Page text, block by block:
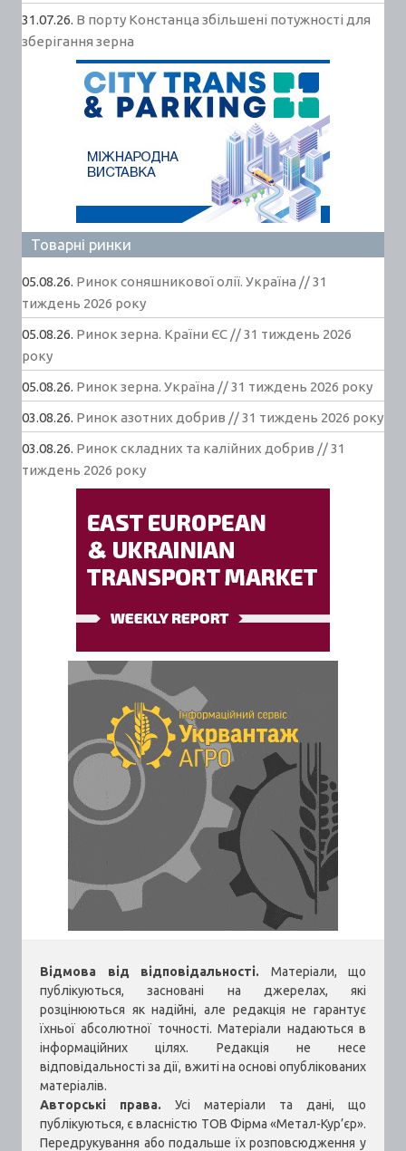
31.07.26. В порту Констанца збільшені потужності для
зберігання зерна
Товарні ринки
05.08.26. Ринок соняшникової олії. Україна // 31
тиждень 2026 року
05.08.26. Ринок зерна. Країни ЄС // 31 тиждень 2026
року
05.08.26. Ринок зерна. Україна // 31 тиждень 2026 року
03.08.26. Ринок азотних добрив // 31 тиждень 2026 року
03.08.26. Ринок складних та калійних добрив // 31
тиждень 2026 року
Відмова від відповідальності. Матеріали, що
публікуються, засновані на джерелах, які
розцінюються як надійні, але редакція не гарантує
їхньої абсолютної точності. Матеріали надаються в
інформаційних цілях. Редакція не несе
відповідальності за дії, вжиті на основі опублікованих
матеріалів.
Авторські права. Усі матеріали та дані, що
публікуються, є власністю ТОВ Фірма «Метал-Кур’єр».
Передрукування або подальше їх розповсюдження у